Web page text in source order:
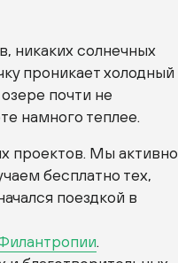
никаких солнечных
проникает холодный
почти не
намного теплее.
проектов. Мы активно
бесплатно тех,
поездкой в
.